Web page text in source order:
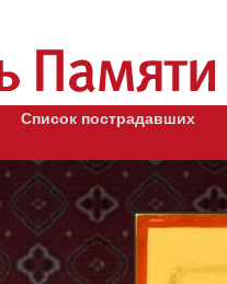
Список пострадавших